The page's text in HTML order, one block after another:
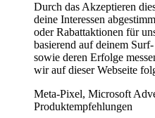
Durch das Akzeptieren
deine Interessen
oder Rabattaktionen für
basierend auf deinem
sowie deren Erfolge
wir auf dieser Webseite
Meta-Pixel, Microsoft
Produktempfehlungen